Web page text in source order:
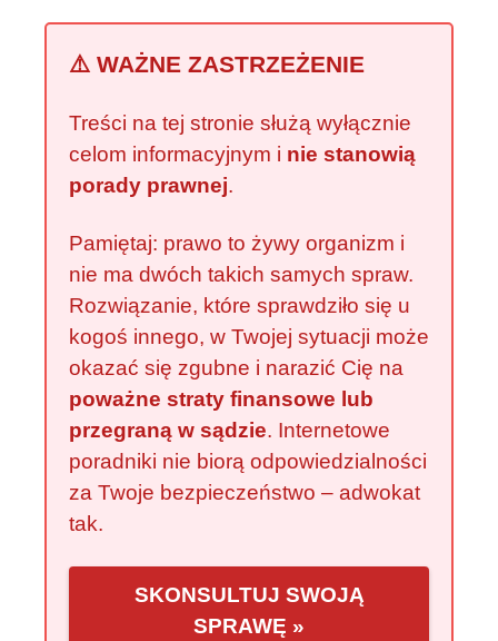
⚠️ WAŻNE ZASTRZEŻENIE
Treści na tej stronie służą wyłącznie
celom informacyjnym i nie stanowią
porady prawnej.
Pamiętaj: prawo to żywy organizm i
nie ma dwóch takich samych spraw.
Rozwiązanie, które sprawdziło się u
kogoś innego, w Twojej sytuacji może
okazać się zgubne i narazić Cię na
poważne straty finansowe lub
przegraną w sądzie. Internetowe
poradniki nie biorą odpowiedzialności
za Twoje bezpieczeństwo – adwokat
tak.
SKONSULTUJ SWOJĄ
SPRAWĘ »